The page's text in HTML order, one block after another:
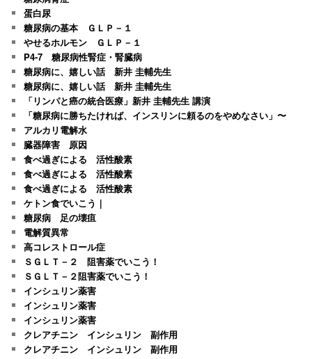
蛋白尿
糖尿病の基本 ＧＬＰ－１
やせるホルモン ＧＬＰ－１
P4-7 糖尿病性腎症・腎臓病
糖尿病に、嬉しい話 新井 圭輔先生
糖尿病に、嬉しい話 新井 圭輔先生
「リンパと癌の統合医療」新井 圭輔先生 講演
「糖尿病に勝ちたければ、インスリンに頼るのをやめなさい」〜
アルカリ電解水
臓器障害 原因
食べ過ぎによる 活性酸素
食べ過ぎによる 活性酸素
食べ過ぎによる 活性酸素
ケトン食でいこう｜
糖尿病 足の壊疽
電解質異常
高コレストロール症
ＳＧＬＴ－２ 阻害薬でいこう！
ＳＧＬＴ－２阻害薬でいこう！
インシュリン薬害
インシュリン薬害
インシュリン薬害
クレアチニン インシュリン 副作用
クレアチニン インシュリン 副作用